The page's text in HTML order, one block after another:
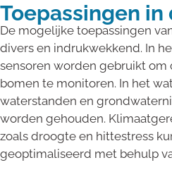
Toepassingen in
De mogelijke toepassingen
divers en indrukwekkend. In
sensoren worden gebruikt om
bomen te monitoren. In het
waterstanden en
worden gehouden.
zoals droogte en hittestress
geoptimaliseerd met behulp